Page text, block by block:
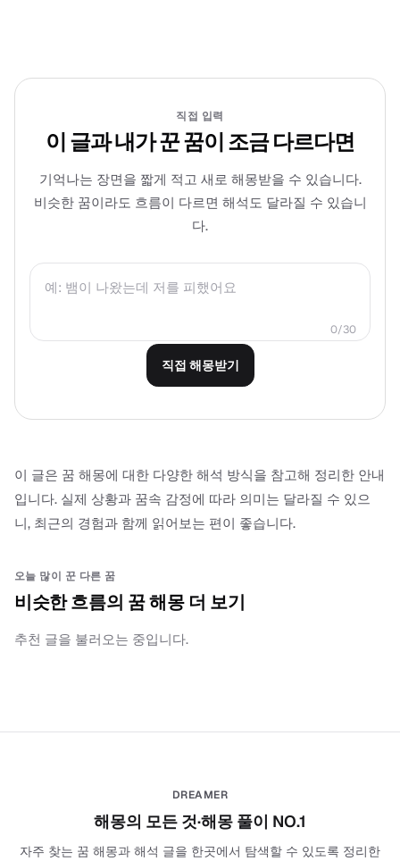
직접 입력
이 글과 내가 꾼 꿈이 조금 다르다면
기억나는 장면을 짧게 적고 새로 해몽받을 수 있습니다.
비슷한 꿈이라도 흐름이 다르면 해석도 달라질 수 있습니
다.
0/30
직접 해몽받기
이 글은 꿈 해몽에 대한 다양한 해석 방식을 참고해 정리한 안내
입니다. 실제 상황과 꿈속 감정에 따라 의미는 달라질 수 있으
니, 최근의 경험과 함께 읽어보는 편이 좋습니다.
오늘 많이 꾼 다른 꿈
비슷한 흐름의 꿈 해몽 더 보기
추천 글을 불러오는 중입니다.
DREAMER
해몽의 모든 것·해몽 풀이 NO.1
자주 찾는 꿈 해몽과 해석 글을 한곳에서 탐색할 수 있도록 정리한